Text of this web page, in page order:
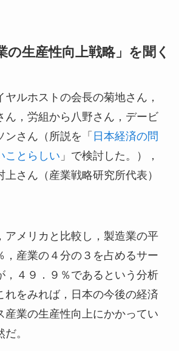
の生産性向上戦略」を聞く
ルホストの会長の菊地さん，
ん，労組から八野さん，デービ
ンさん（所説を「 日本経済の問
ことらしい 」で検討した。），
さん（産業戦略研究所代表）
アメリカと比較し，製造業の平
，産業の４分の３を占めるサー
，４９．９％であるという分析
れをみれば，日本の今後の経済
産業の生産性向上にかかってい
。